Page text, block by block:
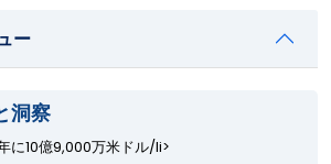
ー
洞察
に10億9,000万米ドル/li>